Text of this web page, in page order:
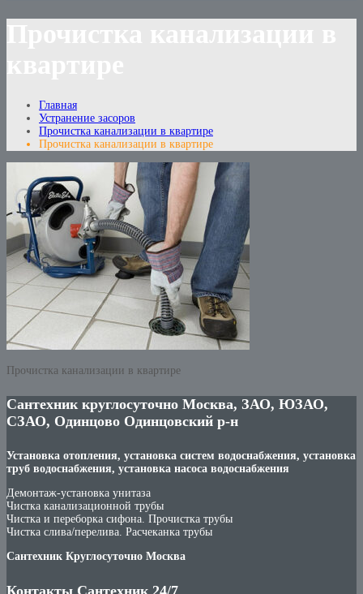
Главная
Устранение засоров
Прочистка канализации в квартире
Прочистка канализации в квартире
Прочистка канализации в квартире
Сантехник круглосуточно Москва, ЗАО, ЮЗАО,
СЗАО, Одинцово Одинцовский р-н
Установка отопления, установка систем водоснабжения, установка
труб водоснабжения, установка насоса водоснабжения
Демонтаж-установка унитаза
Чистка канализационной трубы
Чистка и переборка сифона. Прочистка трубы
Чистка слива/перелива. Расчеканка трубы
Сантехник Круглосуточно Москва